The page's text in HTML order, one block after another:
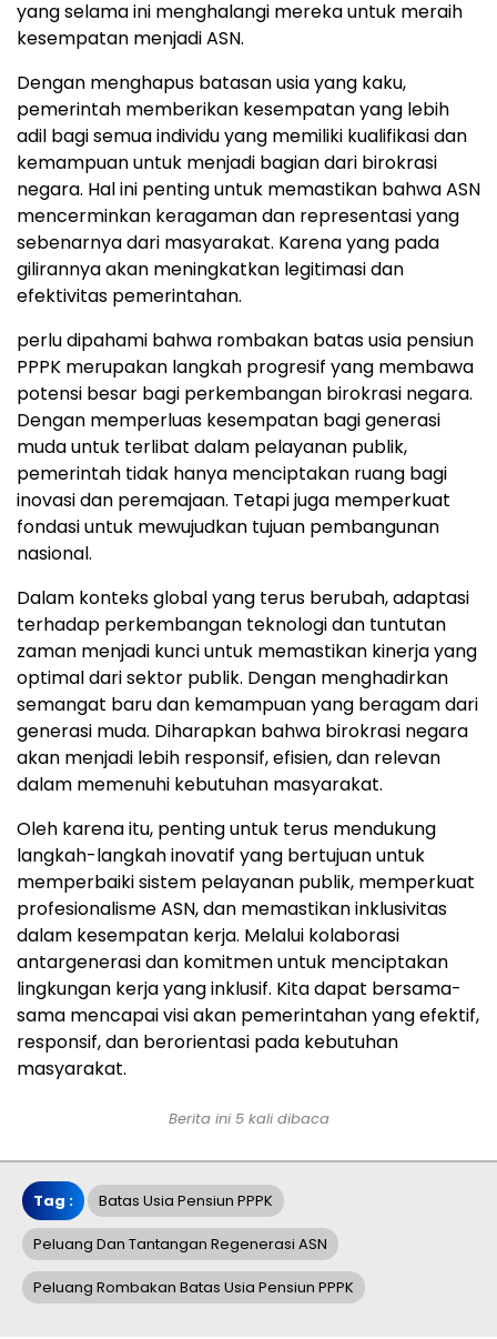
yang selama ini menghalangi mereka untuk meraih
kesempatan menjadi ASN.
Dengan menghapus batasan usia yang kaku,
pemerintah memberikan kesempatan yang lebih
adil bagi semua individu yang memiliki kualifikasi dan
kemampuan untuk menjadi bagian dari birokrasi
negara. Hal ini penting untuk memastikan bahwa ASN
mencerminkan keragaman dan representasi yang
sebenarnya dari masyarakat. Karena yang pada
gilirannya akan meningkatkan legitimasi dan
efektivitas pemerintahan.
perlu dipahami bahwa rombakan batas usia pensiun
PPPK merupakan langkah progresif yang membawa
potensi besar bagi perkembangan birokrasi negara.
Dengan memperluas kesempatan bagi generasi
muda untuk terlibat dalam pelayanan publik,
pemerintah tidak hanya menciptakan ruang bagi
inovasi dan peremajaan. Tetapi juga memperkuat
fondasi untuk mewujudkan tujuan pembangunan
nasional.
Dalam konteks global yang terus berubah, adaptasi
terhadap perkembangan teknologi dan tuntutan
zaman menjadi kunci untuk memastikan kinerja yang
optimal dari sektor publik. Dengan menghadirkan
semangat baru dan kemampuan yang beragam dari
generasi muda. Diharapkan bahwa birokrasi negara
akan menjadi lebih responsif, efisien, dan relevan
dalam memenuhi kebutuhan masyarakat.
Oleh karena itu, penting untuk terus mendukung
langkah-langkah inovatif yang bertujuan untuk
memperbaiki sistem pelayanan publik, memperkuat
profesionalisme ASN, dan memastikan inklusivitas
dalam kesempatan kerja. Melalui kolaborasi
antargenerasi dan komitmen untuk menciptakan
lingkungan kerja yang inklusif. Kita dapat bersama-
sama mencapai visi akan pemerintahan yang efektif,
responsif, dan berorientasi pada kebutuhan
masyarakat.
Berita ini 5 kali dibaca
Tag : Batas Usia Pensiun PPPK
Peluang Dan Tantangan Regenerasi ASN
Peluang Rombakan Batas Usia Pensiun PPPK